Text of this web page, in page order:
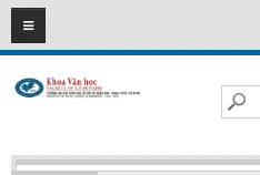
08 2026
HOME
Faculty of Literature